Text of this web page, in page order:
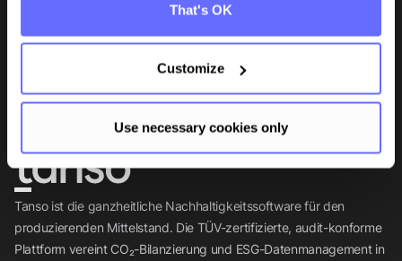
That's OK
Customize
Use necessary cookies only
Tanso ist die ganzheitliche Nachhaltigkeitssoftware für den
produzierenden Mittelstand. Die TÜV-zertifizierte, audit-konforme
Plattform vereint CO₂-Bilanzierung und ESG-Datenmanagement in
Bleiben Sie auf dem Laufenden
Insights, Tipps und Wissen direkt in Ihr Postfach.